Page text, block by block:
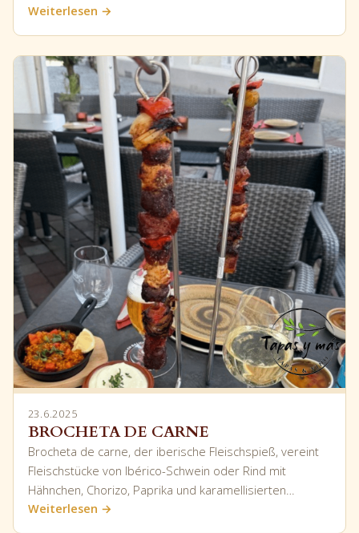
Weiterlesen →
23.6.2025
BROCHETA DE CARNE
Brocheta de carne, der iberische Fleischspieß, vereint
Fleischstücke von Ibérico-Schwein oder Rind mit
Hähnchen, Chorizo, Paprika und karamellisierten…
Weiterlesen →